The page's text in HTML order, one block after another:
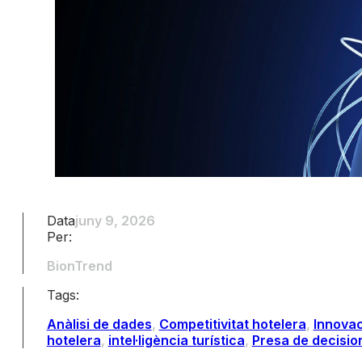
Datajuny 9, 2026
Per:
BionTrend
Tags:
Anàlisi de dades, Competitivitat hotelera,
hotelera, intel·ligència turística, Presa de